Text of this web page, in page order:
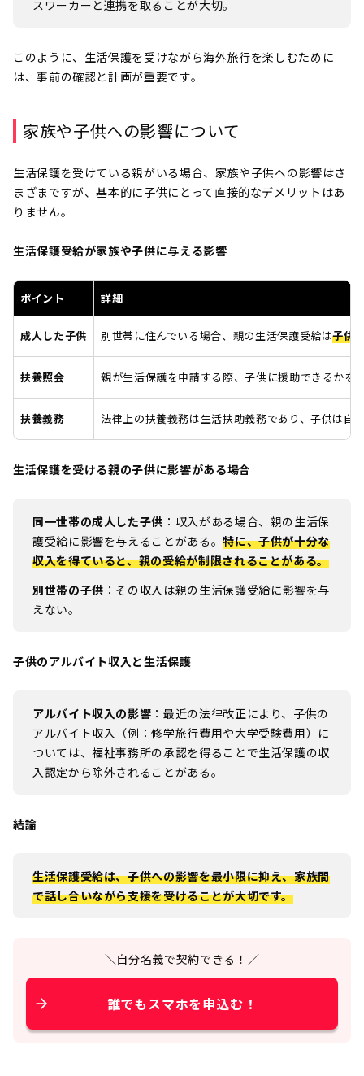
スワーカーと連携を取ることが大切。
このように、生活保護を受けながら海外旅行を楽しむために
は、事前の確認と計画が重要です。
家族や子供への影響について
生活保護を受けている親がいる場合、家族や子供への影響はさ
まざまですが、基本的に子供にとって直接的なデメリットはあ
りません。
生活保護受給が家族や子供に与える影響
ポイント 詳細
成人した子供 別世帯に住んでいる場合、親の生活保護受給は子供
扶養照会 親が生活保護を申請する際、子供に援助できるかを
扶養義務 法律上の扶養義務は生活扶助義務であり、子供は自
生活保護を受ける親の子供に影響がある場合
同一世帯の成人した子供 ：収入がある場合、親の生活保
護受給に影響を与えることがある。特に、子供が十分な
収入を得ていると、親の受給が制限されることがある。
別世帯の子供 ：その収入は親の生活保護受給に影響を与
えない。
子供のアルバイト収入と生活保護
アルバイト収入の影響 ：最近の法律改正により、子供の
アルバイト収入（例：修学旅行費用や大学受験費用）に
ついては、福祉事務所の承認を得ることで生活保護の収
入認定から除外されることがある。
結論
生活保護受給は、子供への影響を最小限に抑え、家族間
で話し合いながら支援を受けることが大切です。
＼自分名義で契約できる！／
誰でもスマホを申込む！